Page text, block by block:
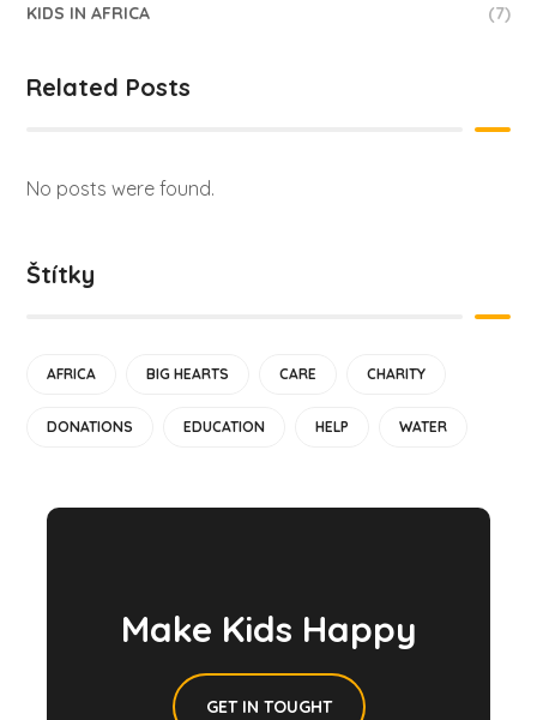
KIDS IN AFRICA (7)
Related Posts
No posts were found.
Štítky
AFRICA BIG HEARTS CARE CHARITY
DONATIONS EDUCATION HELP WATER
Make Kids Happy
GET IN TOUGHT